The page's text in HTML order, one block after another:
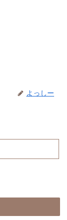
よっしー